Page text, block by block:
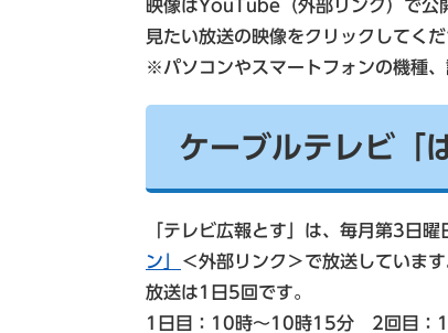
映像はYouTube（外部リンク）で公
見たい放送の映像をクリックしてくだ
※パソコンやスマートフォンの機種
ケーブルテレビ「
「テレビ広報とす」は、毎月第3日曜
ン」
＜外部リンク＞で放送しています
放送は1日5回です。
1日目：10時～10時15分 2回目